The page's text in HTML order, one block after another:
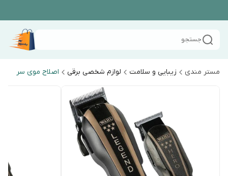
جستجو
مستر مندی زیبایی و سلامت لوازم شخصی برقی اصلاح موی سر